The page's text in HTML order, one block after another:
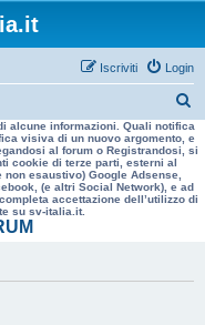
Login
Iscriviti
e
r
a
alcune informazioni. Quali notifica
visiva di un nuovo argomento, e
al forum o Registrandosi, si
cookie di terze parti, esterni al
esaustivo) Google Adsense,
(e altri Social Network), e ad
accettazione dell’utilizzo di
su sv-italia.it.